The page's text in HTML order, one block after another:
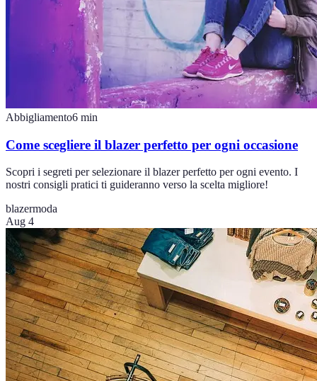
Abbigliamento6 min
Come scegliere il blazer perfetto per ogni occasione
Scopri i segreti per selezionare il blazer perfetto per ogni evento. I
nostri consigli pratici ti guideranno verso la scelta migliore!
blazermoda
Aug 4